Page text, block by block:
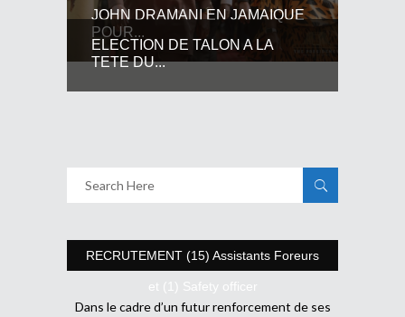
JOHN DRAMANI EN JAMAIQUE
POUR...
ELECTION DE TALON A LA
TETE DU...
RECRUTEMENT (15) Assistants Foreurs
et (1) Safety officer
Dans le cadre d’un futur renforcement de ses